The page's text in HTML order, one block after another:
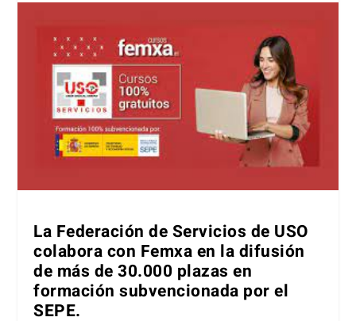
La Federación de Servicios de USO
colabora con Femxa en la difusión
de más de 30.000 plazas en
formación subvencionada por el
SEPE.